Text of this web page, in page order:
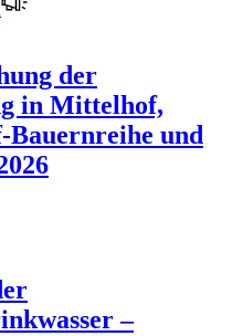
der
in Mittelhof,
und
–